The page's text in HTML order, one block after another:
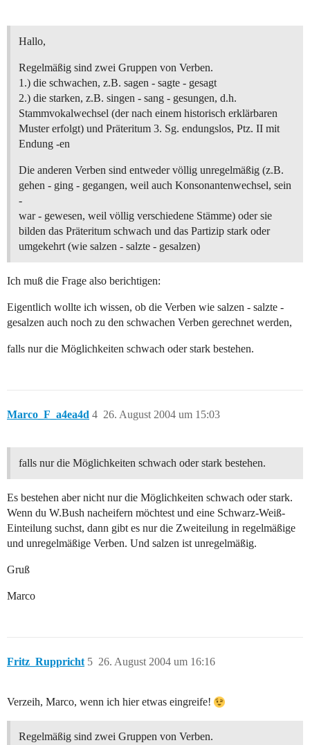
Hallo,
Regelmäßig sind zwei Gruppen von Verben.
1.) die schwachen, z.B. sagen - sagte - gesagt
2.) die starken, z.B. singen - sang - gesungen, d.h.
Stammvokalwechsel (der nach einem historisch erklärbaren
Muster erfolgt) und Präteritum 3. Sg. endungslos, Ptz. II mit
Endung -en
Die anderen Verben sind entweder völlig unregelmäßig (z.B.
gehen - ging - gegangen, weil auch Konsonantenwechsel, sein
-
war - gewesen, weil völlig verschiedene Stämme) oder sie
bilden das Präteritum schwach und das Partizip stark oder
umgekehrt (wie salzen - salzte - gesalzen)
Ich muß die Frage also berichtigen:
Eigentlich wollte ich wissen, ob die Verben wie salzen - salzte -
gesalzen auch noch zu den schwachen Verben gerechnet werden,
falls nur die Möglichkeiten schwach oder stark bestehen.
Marco_F_a4ea4d 26. August 2004 um 15:03
4
falls nur die Möglichkeiten schwach oder stark bestehen.
Es bestehen aber nicht nur die Möglichkeiten schwach oder stark.
Wenn du W.Bush nacheifern möchtest und eine Schwarz-Weiß-
Einteilung suchst, dann gibt es nur die Zweiteilung in regelmäßige
und unregelmäßige Verben. Und salzen ist unregelmäßig.
Gruß
Marco
Fritz_Ruppricht 26. August 2004 um 16:16
5
Verzeih, Marco, wenn ich hier etwas eingreife!
Regelmäßig sind zwei Gruppen von Verben.